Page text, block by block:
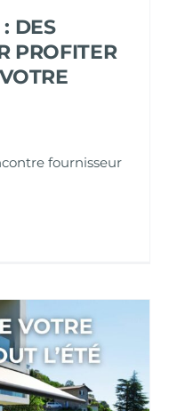
DES
PROFITER
fournisseur